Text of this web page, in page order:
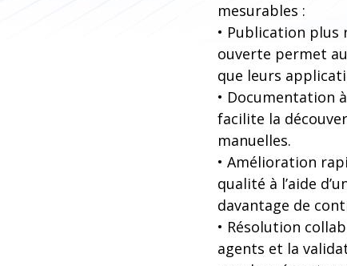
mesurables :
• Publication plus
ouverte permet
que leurs
• Documentation
facilite la
manuelles.
• Amélioration
qualité à l’aide
davantage de
• Résolution
agents et la